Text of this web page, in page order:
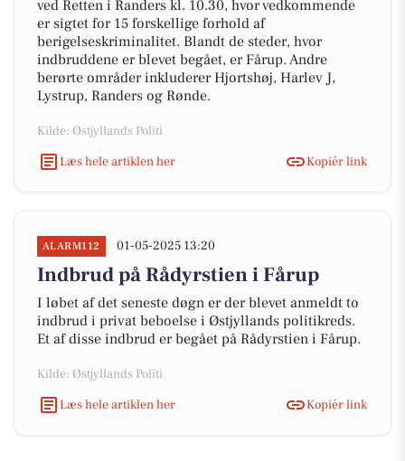
ved Retten i Randers kl. 10.30, hvor vedkommende
er sigtet for 15 forskellige forhold af
berigelseskriminalitet. Blandt de steder, hvor
indbruddene er blevet begået, er Fårup. Andre
berørte områder inkluderer Hjortshøj, Harlev J,
Lystrup, Randers og Rønde.
Kilde: Østjyllands Politi
Læs hele artiklen her
Kopiér link
ALARM112 01-05-2025 13:20
Indbrud på Rådyrstien i Fårup
I løbet af det seneste døgn er der blevet anmeldt to
indbrud i privat beboelse i Østjyllands politikreds.
Et af disse indbrud er begået på Rådyrstien i Fårup.
Kilde: Østjyllands Politi
Læs hele artiklen her
Kopiér link